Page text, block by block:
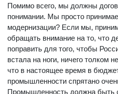
Помимо всего, мы должны
понимании. Мы просто
модернизации? Если мы,
обращать внимание на то, что
поправить для того, чтобы
встала на ноги, ничего толком
что в настоящее время в
промышленности спрятано
Промышленность должна быть